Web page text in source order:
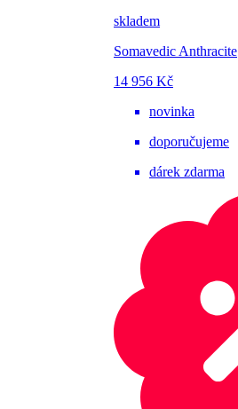
skladem
Somavedic Anthracite
14 956 Kč
novinka
doporučujeme
dárek zdarma